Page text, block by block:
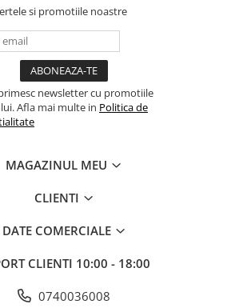
Danssi promotiile noastre
newsletter cu promotiile
Afla mai multe in Politica de
MAGAZINUL MEU
CLIENTI
DATE COMERCIALE
CLIENTI 10:00 - 18:00
0740036008